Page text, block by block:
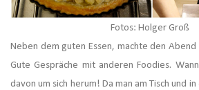
Fotos: Holger Groß
Neben dem guten Essen, machte den Abend
Gute Gespräche mit anderen Foodies.
davon um sich herum! Da man am Tisch und